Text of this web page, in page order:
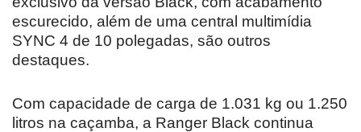
escurecido, além de uma central multimídia
SYNC 4 de 10 polegadas, são outros
destaques.
Com capacidade de carga de 1.031 kg ou 1.250
litros na caçamba, a Ranger Black continua